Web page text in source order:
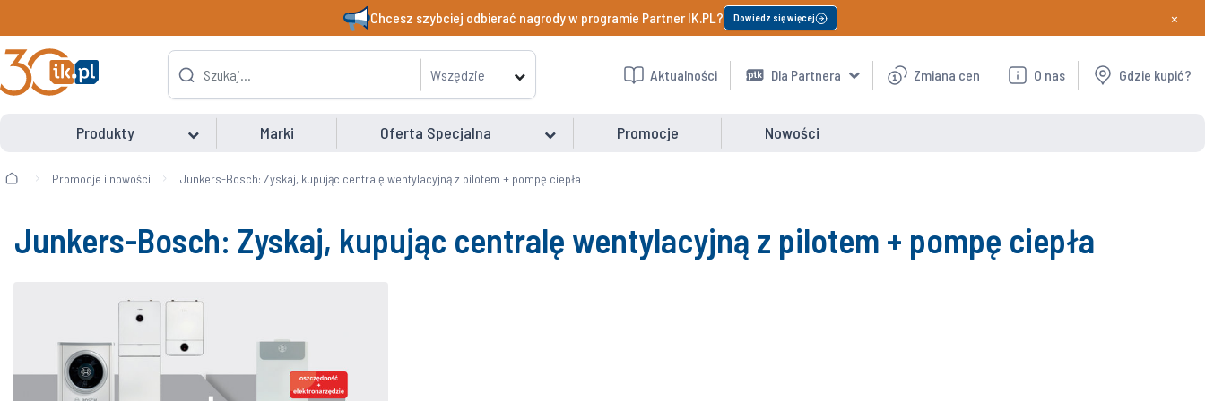
Chcesz szybciej odbierać nagrody w programie Partner IK.PL? Dowiedz się więcej ×
Wszędzie Aktualności Dla Partnera Zmiana cen O nas Gdzie kupić?
Produkty Marki Oferta Specjalna Promocje Nowości
Promocje i nowości Junkers-Bosch: Zyskaj, kupując centralę wentylacyjną z pilotem + pompę ciepła
Junkers-Bosch: Zyskaj, kupując centralę wentylacyjną z pilotem + pompę ciepła